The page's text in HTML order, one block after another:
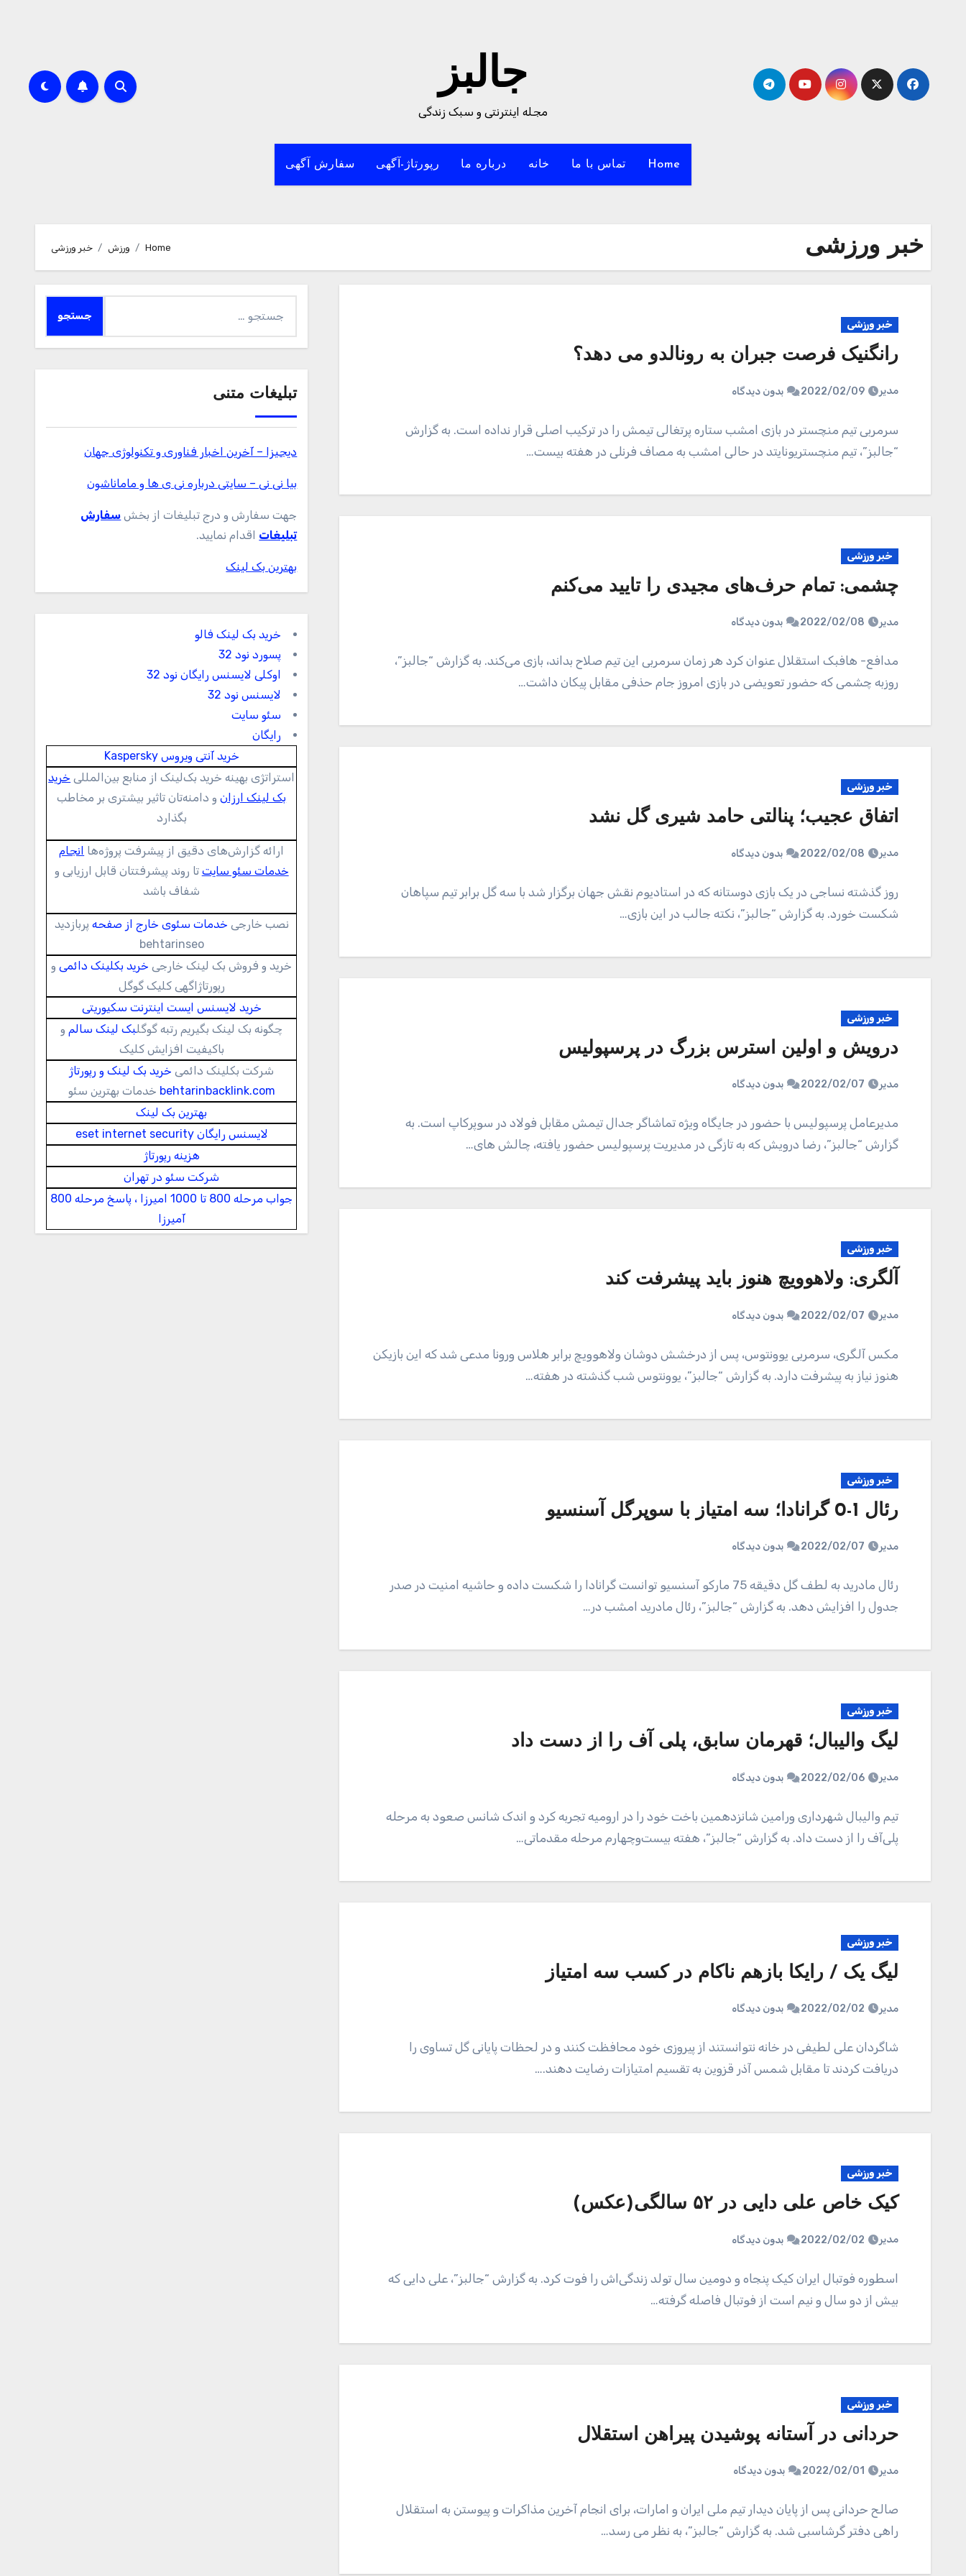
جالبز
مجله اینترنتی و سبک زندگی
Home تماس با ما خانه درباره ما رپورتاژ-آگهی سفارش آگهی
خبر ورزشی Home ورزش خبر ورزشی
خبر ورزشی
رانگنیک فرصت جبران به رونالدو می دهد؟
مدیر 2022/02/09 بدون دیدگاه
سرمربی تیم منچستر در بازی امشب ستاره پرتغالی تیمش را در ترکیب اصلی قرار نداده است. به گزارش
“جالبز”، تیم منچستریونایتد در حالی امشب به مصاف فرنلی در هفته بیست…
خبر ورزشی
چشمی: تمام حرف‌های مجیدی را تایید می‌کنم
مدیر 2022/02/08 بدون دیدگاه
مدافع- هافبک استقلال عنوان کرد هر زمان سرمربی این تیم صلاح بداند، بازی می‌کند. به گزارش “جالبز”،
روزبه چشمی که حضور تعویضی در بازی امروز جام حذفی مقابل پیکان داشت…
خبر ورزشی
اتفاق عجیب؛ پنالتی حامد شیری گل نشد
مدیر 2022/02/08 بدون دیدگاه
روز گذشته نساجی در یک بازی دوستانه که در استادیوم نقش جهان برگزار شد با سه گل ‌برابر تیم سپاهان
شکست خورد. به گزارش “جالبز”، نکته جالب در این بازی…
خبر ورزشی
درویش و اولین استرس بزرگ در پرسپولیس
مدیر 2022/02/07 بدون دیدگاه
مدیرعامل پرسپولیس با حضور در جایگاه ویژه تماشاگر جدال تیمش مقابل فولاد در سوپرکاپ است. به
گزارش “جالبز”، رضا درویش که به تازگی در مدیریت پرسپولیس حضور یافته، چالش های…
خبر ورزشی
آلگری: ولاهوویچ هنوز باید پیشرفت کند
مدیر 2022/02/07 بدون دیدگاه
مکس آلگری، سرمربی یوونتوس، پس از درخشش دوشان ولاهوویچ برابر هلاس ورونا مدعی شد که این بازیکن
هنوز نیاز به پیشرفت دارد. به گزارش “جالبز”، یوونتوس شب گذشته در هفته…
خبر ورزشی
رئال 1-0 گرانادا؛ سه امتیاز با سوپرگل آسنسیو
مدیر 2022/02/07 بدون دیدگاه
رئال مادرید به لطف گل دقیقه 75 مارکو آسنسیو توانست گرانادا را شکست داده و حاشیه امنیت در صدر
جدول را افزایش دهد. به گزارش “جالبز”، رئال مادرید امشب در…
خبر ورزشی
لیگ والیبال؛ قهرمان سابق، پلی آف را از دست داد
مدیر 2022/02/06 بدون دیدگاه
تیم والیبال شهرداری ورامین شانزدهمین باخت خود را در ارومیه تجربه کرد و اندک شانس صعود به مرحله
پلی‌آف را از دست داد. به گزارش “جالبز”، هفته بیست‌و‌چهارم مرحله مقدماتی…
خبر ورزشی
لیگ یک / رایکا بازهم ناکام در کسب سه امتیاز
مدیر 2022/02/02 بدون دیدگاه
شاگردان علی لطیفی در خانه نتوانستند از پیروزی خود محافظت کنند و در لحظات پایانی گل تساوی را
دریافت کردند تا مقابل شمس آذر قزوین به تقسیم امتیازات رضایت دهند.…
خبر ورزشی
کیک خاص علی دایی در ۵۲ سالگی(عکس)
مدیر 2022/02/02 بدون دیدگاه
اسطوره فوتبال ایران کیک پنجاه و دومین سال تولد زندگی‌اش را فوت کرد. به گزارش “جالبز”، علی دایی که
بیش از دو سال و نیم است از فوتبال فاصله گرفته…
خبر ورزشی
حردانی در آستانه پوشیدن پیراهن استقلال
مدیر 2022/02/01 بدون دیدگاه
صالح حردانی پس از پایان دیدار تیم ملی ایران و امارات، برای انجام آخرین مذاکرات و پیوستن به استقلال
راهی دفتر گرشاسبی شد. به گزارش “جالبز”، به نظر می رسد…
برای:
تبلیغات متنی
دیجیزا – آخرین اخبار فناوری و تکنولوژی جهان
بیا نی نی – سایتی درباره نی ی ها و ماماناشون
جهت سفارش و درج تبلیغات از بخش سفارش
تبلیغات اقدام نمایید.
بهترین بک لینک
خرید بک لینک فالو
پسورد نود 32
اوکلی لایسنس رایگان نود 32
لایسنس نود 32
سئو سایت
رایگان
خرید آنتی ویروس Kaspersky
استراتژی بهینه خرید بک‌لینک از منابع بین‌المللی خرید
بک لینک ارزانو دامنه‌تان تاثیر بیشتری بر مخاطب
بگذارد
ارائه گزارش‌های دقیق از پیشرفت پروژه‌ها انجام
خدمات سئو سایت تا روند پیشرفتتان قابل ارزیابی و
شفاف باشد
نصب خارجی خدمات سئوی خارج از صفحه پربازدید
behtarinseo
خرید و فروش بک لینک خارجی خرید بکلینک دائمیو
رپورتاژاگهی کلیک گوگل
خرید لایسنس ایست اینترنت سکیوریتی
چگونه بک لینک بگیریم رتبه گوگلبک لینک سالم و
باکیفیت افزایش کلیک
شرکت بکلینک دائمی خرید بک لینک و رپورتاژ
behtarinbacklink.com خدمات بهترین سئو
بهترین بک لینک
لایسنس رایگان eset internet security
هزینه رپورتاژ
شرکت سئو در تهران
جواب مرحله 800 تا 1000 امیرزا ، پاسخ مرحله 800
آمیرزا